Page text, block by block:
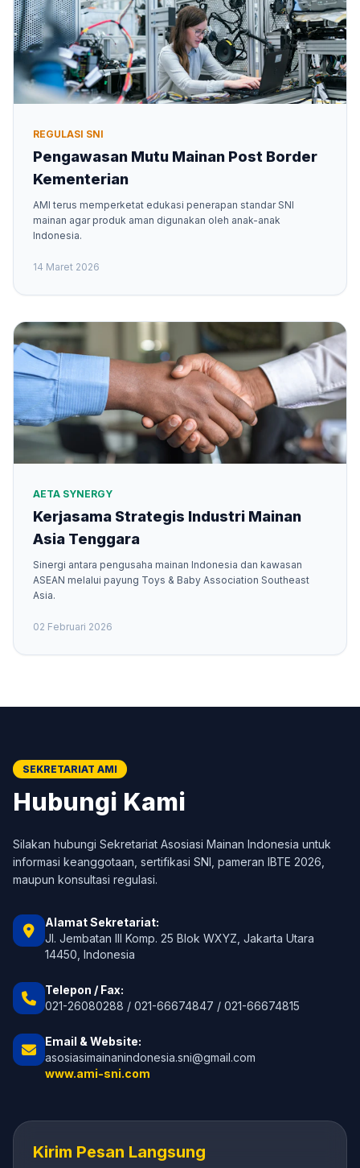
REGULASI SNI
Pengawasan Mutu Mainan Post Border
Kementerian
AMI terus memperketat edukasi penerapan standar SNI
mainan agar produk aman digunakan oleh anak-anak
Indonesia.
14 Maret 2026
AETA SYNERGY
Kerjasama Strategis Industri Mainan
Asia Tenggara
Sinergi antara pengusaha mainan Indonesia dan kawasan
ASEAN melalui payung Toys & Baby Association Southeast
Asia.
02 Februari 2026
SEKRETARIAT AMI
Hubungi Kami
Silakan hubungi Sekretariat Asosiasi Mainan Indonesia untuk
informasi keanggotaan, sertifikasi SNI, pameran IBTE 2026,
maupun konsultasi regulasi.
Alamat Sekretariat:
Jl. Jembatan III Komp. 25 Blok WXYZ, Jakarta Utara
14450, Indonesia
Telepon / Fax:
021-26080288 / 021-66674847 / 021-66674815
Email & Website:
asosiasimainanindonesia.sni@gmail.com
www.ami-sni.com
Kirim Pesan Langsung